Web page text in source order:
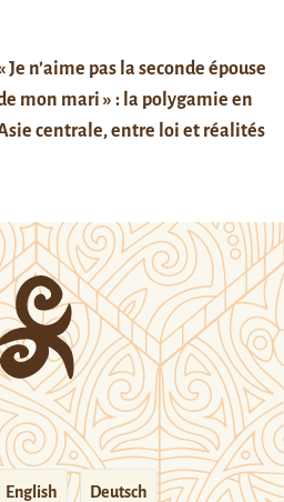
Je n’aime pas la seconde épouse
mon mari » : la polygamie en
centrale, entre loi et réalités
English Deutsch